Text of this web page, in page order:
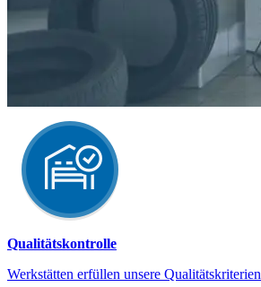
Qualitätskontrolle
Werkstätten erfüllen unsere Qualitätskriterien